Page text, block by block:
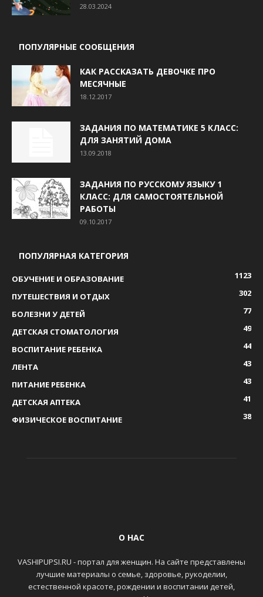
28.03.2024
ПОПУЛЯРНЫЕ СООБЩЕНИЯ
КАК РАССКАЗАТЬ ДЕВОЧКЕ ПРО
МЕСЯЧНЫЕ
18.12.2017
ЗАДАНИЯ ПО МАТЕМАТИКЕ 5 КЛАСС:
ДЛЯ ЗАНЯТИЙ ДОМА
13.09.2018
ЗАДАНИЯ ПО РУССКОМУ ЯЗЫКУ 1
КЛАСС: ДЛЯ САМОСТОЯТЕЛЬНОЙ
РАБОТЫ
09.10.2017
ПОПУЛЯРНАЯ КАТЕГОРИЯ
ОБУЧЕНИЕ И ОБРАЗОВАНИЕ
1123
ПУТЕШЕСТВИЯ И ОТДЫХ
302
БОЛЕЗНИ У ДЕТЕЙ
77
ДЕТСКАЯ СТОМАТОЛОГИЯ
49
ВОСПИТАНИЕ РЕБЕНКА
44
ЛЕНТА
43
ПИТАНИЕ РЕБЕНКА
43
ДЕТСКАЯ АПТЕКА
41
ФИЗИЧЕСКОЕ ВОСПИТАНИЕ
38
О НАС
VASHIPUPSI.RU - портал для женщин. На сайте представлены
лучшие материалы о семье, здоровье, рукоделии,
естественной красоте, рождении и воспитании детей,